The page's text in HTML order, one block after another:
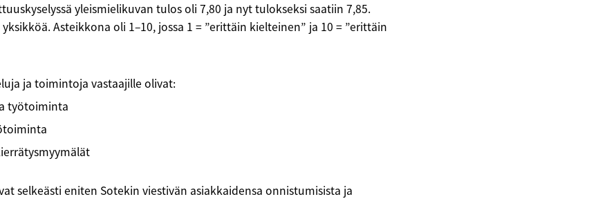
yleismielikuvan tulos oli 7,80 ja nyt tulokseksi saatiin 7,85.
yksikköä. Asteikkona oli 1–10, jossa 1 = ”erittäin kielteinen” ja 10 = ”erittäin
ja toimintoja vastaajille olivat:
työtoiminta
selkeästi eniten Sotekin viestivän asiakkaidensa onnistumisista ja